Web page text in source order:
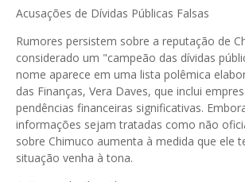
Acusações de Dívidas Públicas Falsas
Rumores persistem sobre a reputação de
considerado um "campeão das dívidas
nome aparece em uma lista polêmica
das Finanças, Vera Daves, que inclui
pendências financeiras significativas.
informações sejam tratadas como não
sobre Chimuco aumenta à medida que ele
situação venha à tona.